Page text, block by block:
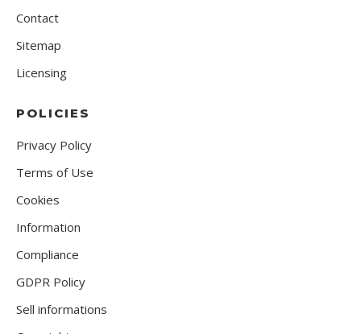
Contact
Sitemap
Licensing
POLICIES
Privacy Policy
Terms of Use
Cookies
Information
Compliance
GDPR Policy
Sell informations